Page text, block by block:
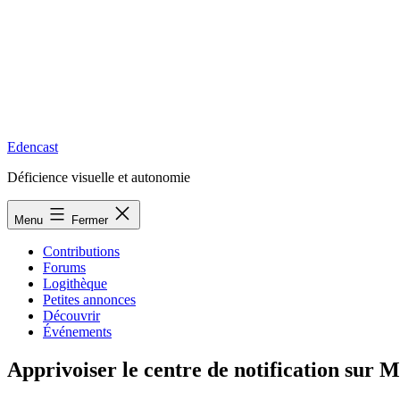
Edencast
Déficience visuelle et autonomie
Menu Fermer
Contributions
Forums
Logithèque
Petites annonces
Découvrir
Événements
Apprivoiser le centre de notification sur